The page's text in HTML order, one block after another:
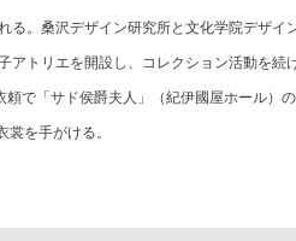
る。桑沢デザイン研究所と文化学院デザイ
アトリエを開設し、コレクション活動を続
頼で「サド侯爵夫人」（紀伊國屋ホール）
を手がける。